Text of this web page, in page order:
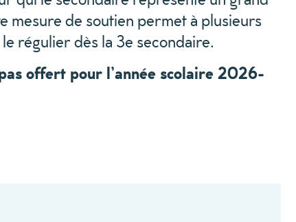
mesure de soutien permet à plusieurs
régulier dès la 3e secondaire.
offert pour l’année scolaire 2026-